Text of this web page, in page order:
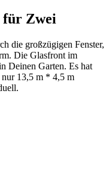
für Zwei
die großzügigen Fenster,
Die Glasfront im
Deinen Garten. Es hat
nur 13,5 m * 4,5 m